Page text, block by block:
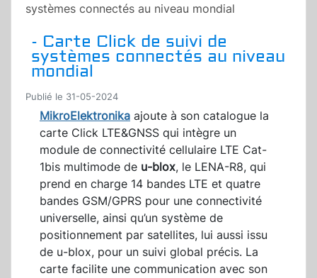
systèmes connectés au niveau mondial
- Carte Click de suivi de
systèmes connectés au niveau
mondial
Publié le 31-05-2024
MikroElektronika ajoute à son catalogue la
carte Click LTE&GNSS qui intègre un
module de connectivité cellulaire LTE Cat-
1bis multimode de u-blox, le LENA-R8, qui
prend en charge 14 bandes LTE et quatre
bandes GSM/GPRS pour une connectivité
universelle, ainsi qu’un système de
positionnement par satellites, lui aussi issu
de u-blox, pour un suivi global précis. La
carte facilite une communication avec son